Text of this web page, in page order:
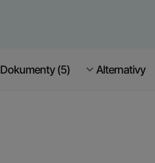
Dokumenty (5) Alternativy